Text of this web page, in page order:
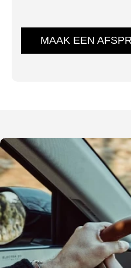
MAAK EEN